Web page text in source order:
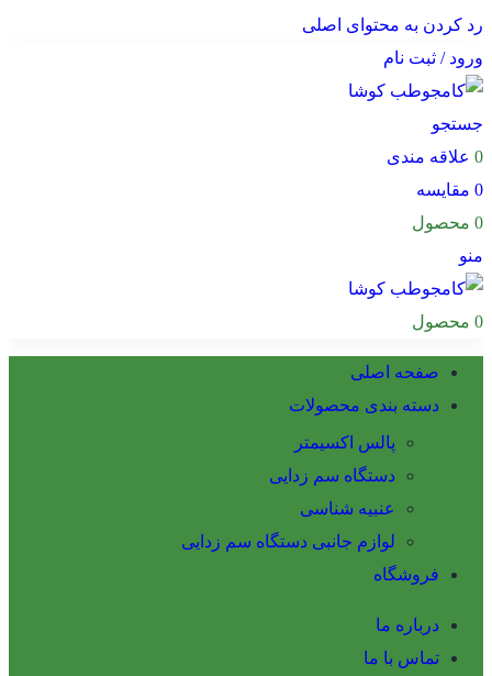
رد کردن به محتوای اصلی
ورود / ثبت نام
جستجو
0 علاقه مندی
0 مقایسه
0 محصول
منو
0 محصول
صفحه اصلی
دسته بندی محصولات
پالس اکسیمتر
دستگاه سم زدایی
عنبیه شناسی
لوازم جانبی دستگاه سم زدایی
فروشگاه
درباره ما
تماس با ما